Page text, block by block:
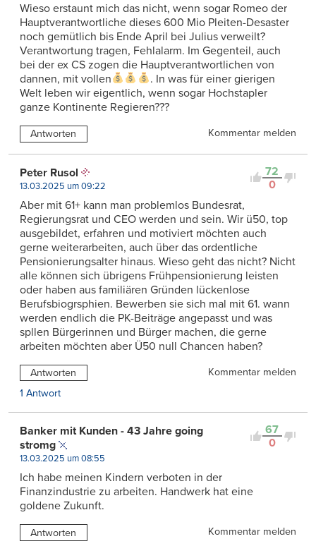
Wieso erstaunt mich das nicht, wenn sogar Romeo der
Hauptverantwortliche dieses 600 Mio Pleiten-Desaster
noch gemütlich bis Ende April bei Julius verweilt?
Verantwortung tragen, Fehlalarm. Im Gegenteil, auch
bei der ex CS zogen die Hauptverantwortlichen von
dannen, mit vollen
. In was für einer gierigen
Welt leben wir eigentlich, wenn sogar Hochstapler
ganze Kontinente Regieren???
Antworten Kommentar melden
72
0
Peter Rusol
13.03.2025 um 09:22
Aber mit 61+ kann man problemlos Bundesrat,
Regierungsrat und CEO werden und sein. Wir ü50, top
ausgebildet, erfahren und motiviert möchten auch
gerne weiterarbeiten, auch über das ordentliche
Pensionierungsalter hinaus. Wieso geht das nicht? Nicht
alle können sich übrigens Frühpensionierung leisten
oder haben aus familiären Gründen lückenlose
Berufsbiogrsphien. Bewerben sie sich mal mit 61. wann
werden endlich die PK-Beiträge angepasst und was
spllen Bürgerinnen und Bürger machen, die gerne
arbeiten möchten aber Ü50 null Chancen haben?
Antworten
Kommentar melden
1 Antwort
67
0
Banker mit Kunden - 43 Jahre going
stromg
13.03.2025 um 08:55
Ich habe meinen Kindern verboten in der
Finanzindustrie zu arbeiten. Handwerk hat eine
goldene Zukunft.
Antworten
Kommentar melden